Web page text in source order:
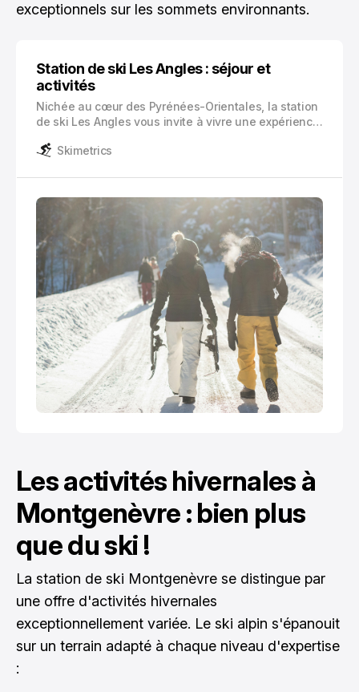
exceptionnels sur les sommets environnants.
Station de ski Les Angles : séjour et
activités
Nichée au cœur des Pyrénées-Orientales, la station
de ski Les Angles vous invite à vivre une expérience
combine le charme authentique d’un village catalan
Skimetrics
Les activités hivernales à
Montgenèvre : bien plus
que du ski !
La station de ski Montgenèvre se distingue par
une offre d'activités hivernales
exceptionnellement variée. Le ski alpin s'épanouit
sur un terrain adapté à chaque niveau d'expertise
: